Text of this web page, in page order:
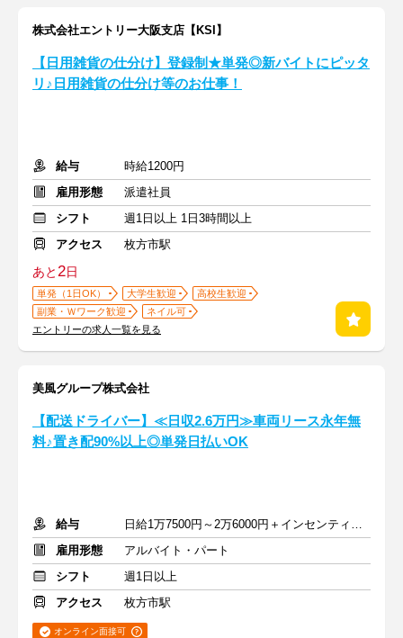
株式会社エントリー大阪支店【KSI】
【日用雑貨の仕分け】登録制★単発◎新バイトにピッタ
リ♪日用雑貨の仕分け等のお仕事！
給与
時給1200円
雇用形態
派遣社員
シフト
週1日以上 1日3時間以上
アクセス
枚方市駅
あと2日
単発（1日OK） 大学生歓迎
高校生歓迎
副業・Ｗワーク歓迎
ネイル可
エントリーの求人一覧を見る
美風グループ株式会社
【配送ドライバー】≪日収2.6万円≫車両リース永年無
料♪置き配90%以上◎単発日払いOK
給与
日給1万7500円～2万6000円＋インセンティブあり
雇用形態
アルバイト・パート
シフト
週1日以上
アクセス
枚方市駅
オンライン面接可